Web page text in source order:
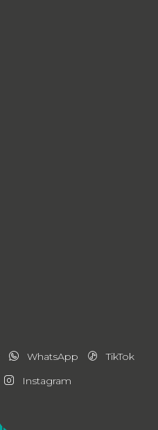
WhatsApp
TikTok
Instagram